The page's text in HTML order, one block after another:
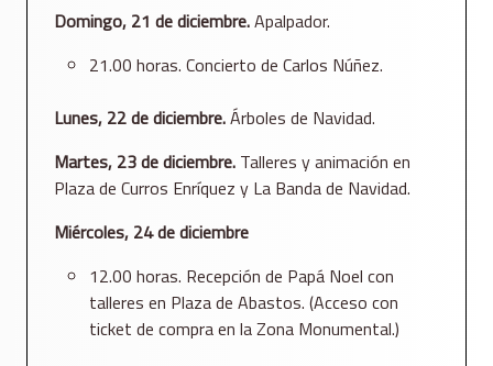
Domingo, 21 de diciembre.Apalpador.
21.00 horas. Concierto de Carlos Núñez.
Lunes, 22 de diciembre.Árboles de Navidad.
Martes, 23 de diciembre. Talleres y animación en
Plaza de Curros Enríquez y La Banda de Navidad.
Miércoles, 24 de diciembre
12.00 horas. Recepción de Papá Noel con
talleres en Plaza de Abastos. (Acceso con
ticket de compra en la Zona Monumental.)